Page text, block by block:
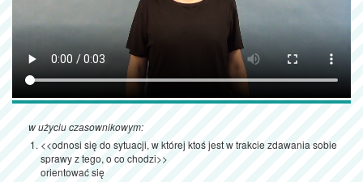
w użyciu czasownikowym:
<<odnosi się do sytuacji, w której ktoś jest w trakcie zdawania sobie
sprawy z tego, o co chodzi>>
orientować się